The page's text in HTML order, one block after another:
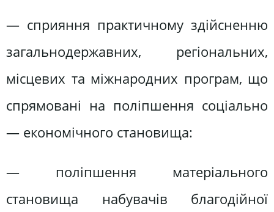
— сприяння практичному здійсненню
загальнодержавних, регіональних,
місцевих та міжнародних програм, що
спрямовані на поліпшення соціально
— економічного становища:
— поліпшення матеріального
становища набувачів благодійної